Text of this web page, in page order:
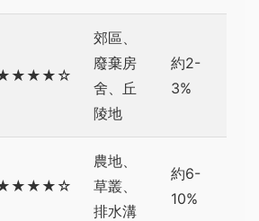
郊區、
廢棄房
舍、丘
陵地
約2-
3%
農地、
草叢、
排水溝
約6-
10%